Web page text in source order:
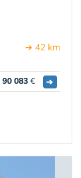
➔ 42 km
90 083 € ➔